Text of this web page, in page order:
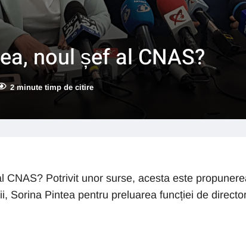
noul șef al CNAS?
2 minute timp de citire
CNAS? Potrivit unor surse, acesta este
Sorina Pintea pentru preluarea funcției de